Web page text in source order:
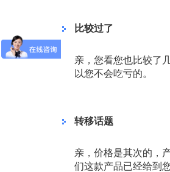
比较过了
亲，您看您也比较了
以您不会吃亏的。
转移话题
亲，价格是其次的，
们这款产品已经给到